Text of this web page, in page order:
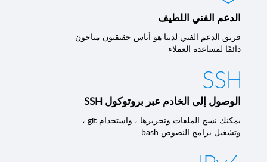
الدعم الفني اللطيف
فريق الدعم الفني لدينا هو أناس حقيقيون متاحون
دائمًا لمساعدة العملاء
الوصول إلى الخادم عبر بروتوكول SSH
يمكنك نسخ الملفات وتحريرها ، واستخدام git ،
وتشغيل برامج النصوص bash